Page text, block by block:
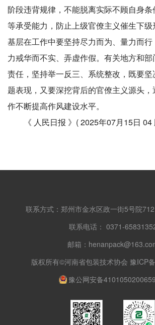
阶段违背规律，不能脱离实际不顾自身
等承受能力，防止上级官僚主义催生下
基层在工作中要坚持尽力而为、量力而行
力戒华而不实、弄虚作假。有关地方和
责任，坚持举一反三、系统整改，既要
题表现，又要深挖背后的官僚主义源头
作不断提高作风建设水平。
《 人民日报 》( 2025年07月15日 04
联系方式：郑州市金水区政一街5号院
联系电话： 0371-
邮箱：
版权所有©河南省包装技术协会 豫ICP
豫公网安备